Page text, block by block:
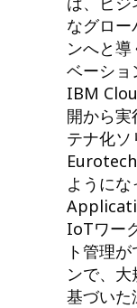
なグロー
ンへと
ベーショ
IBM
開から
テナ化ソ
ように
IoTワー
ト管理
ンで、
基づいた